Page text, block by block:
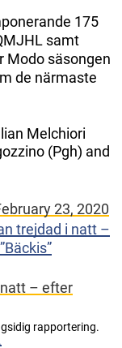
175
samt
Modo säsongen
de närmaste
Melchiori
(Pgh) and
23, 2020
trejdad i natt –
– efter
rapportering.